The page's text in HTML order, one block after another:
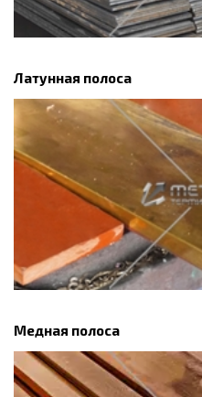
Латунная полоса
Медная полоса